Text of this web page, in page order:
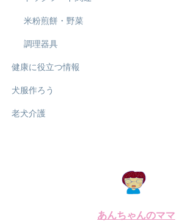
米粉煎餅・野菜
調理器具
健康に役立つ情報
犬服作ろう
老犬介護
あんちゃんのママ